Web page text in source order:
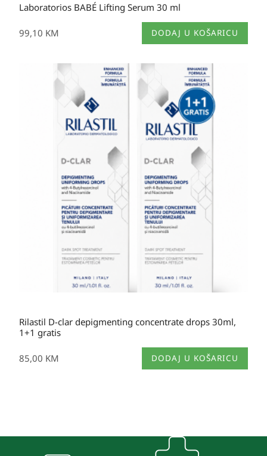
Laboratorios BABÉ Lifting Serum 30 ml
99,10 KM DODAJ U KOŠARICU
Rilastil D-clar depigmenting concentrate drops 30ml,
1+1 gratis
85,00 KM DODAJ U KOŠARICU